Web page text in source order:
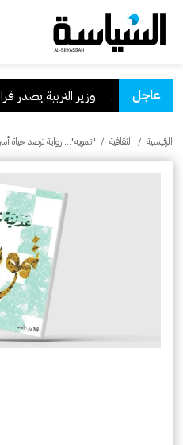
عاجل وزير التربية يصدر
الرئيسية / الثقافية / "تمويه"... رواية ترصد حياة